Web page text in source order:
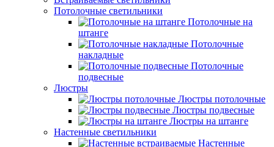
Потолочные светильники
Потолочные на
штанге
Потолочные
накладные
Потолочные
подвесные
Люстры
Люстры потолочные
Люстры подвесные
Люстры на штанге
Настенные светильники
Настенные